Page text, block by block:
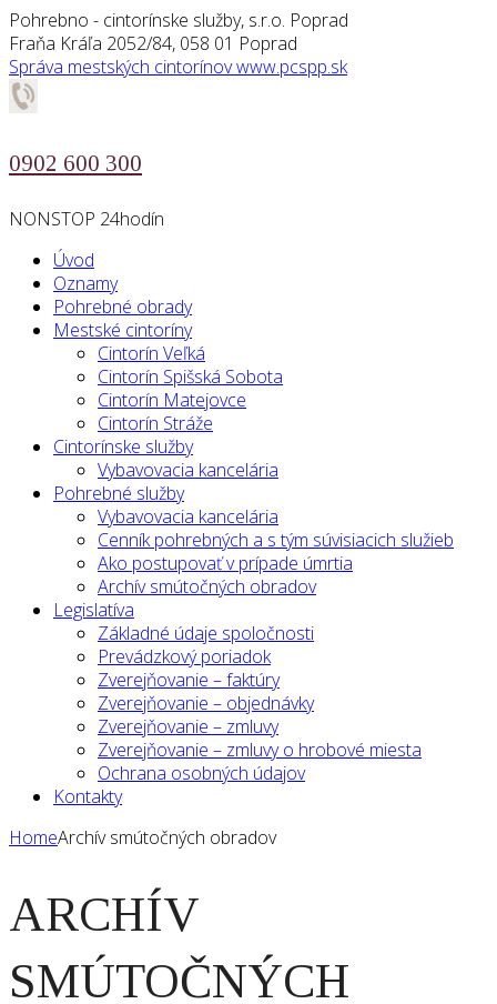
Pohrebno - cintorínske služby, s.r.o. Poprad
Fraňa Kráľa 2052/84, 058 01 Poprad
Správa mestských cintorínovwww.pcspp.sk
0902 600 300
NONSTOP 24hodín
Úvod
Oznamy
Pohrebné obrady
Mestské cintoríny
Cintorín Veľká
Cintorín Spišská Sobota
Cintorín Matejovce
Cintorín Stráže
Cintorínske služby
Vybavovacia kancelária
Pohrebné služby
Vybavovacia kancelária
Cenník pohrebných a s tým súvisiacich služieb
Ako postupovať v prípade úmrtia
Archív smútočných obradov
Legislatíva
Základné údaje spoločnosti
Prevádzkový poriadok
Zverejňovanie – faktúry
Zverejňovanie – objednávky
Zverejňovanie – zmluvy
Zverejňovanie – zmluvy o hrobové miesta
Ochrana osobných údajov
Kontakty
HomeArchív smútočných obradov
ARCHÍV
SMÚTOČNÝCH